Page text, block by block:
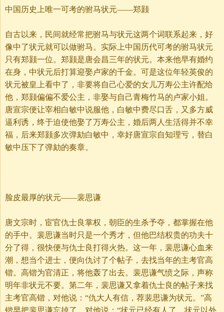
中国历史上唯一可考的驸马状元——郑颢
自古以来，民间就经常把驸马与状元这两个词联系起来，好
像中了状元就可以做驸马。实际上中国历代可考的驸马状元
只有郑颢一位。郑颢是唐会昌三年的状元。本来他早有婚约
在身，中状元后打算迎娶卢家的千金。可是这位年轻英俊的
状元被皇上看中了，非要将自己心爱的女儿万寿公主许配给
他，郑颢偏偏不爱公主，非娶与自己青梅竹马的卢家小姐。
唐宣宗便让宰相白敏中说服他，白敏中费尽口舌，又多方威
逼利诱，终于迫使他娶了万寿公主，婚后两人生活得并不幸
福，后来郑颢多次弹劾白敏中，幸好唐宣宗自知理亏，替白
敏中压下了弹劾的奏章。
脸皮最厚的状元——裴思谦
唐文宗时，宦官仇士良掌权，朝臣的生杀予夺，都掌握在他
的手中。裴思谦当时只是一个秀才，但他巴结权贵的功夫十
分了得，很快便与仇士良打得火热。这一年，裴思谦心血来
潮，想当个进士，便向仇讨了个帖子，去找当年的主考官高
锴。高锴为官清正，将他轰了出去。裴思谦气愤之际，声称
明年非状元不要。第二年，裴思谦又拿着仇士良的帖子来找
主考官高锴，对他说：“仇大人有信，荐裴思谦为状元。”高
锴早把裴思谦忘掉了，对他说：“状元已经有人了，状元以外